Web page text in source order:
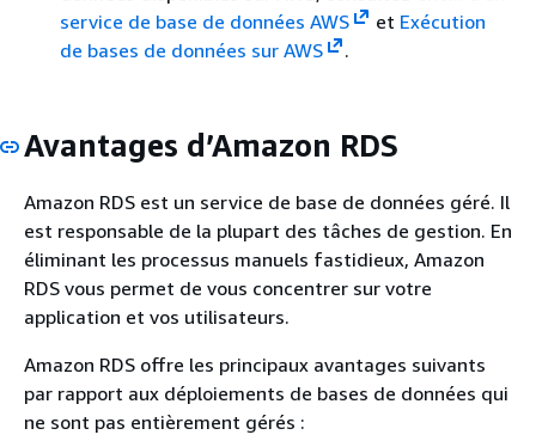
service de base de données AWS
et Exécution
de bases de données sur AWS
.
Avantages d’Amazon RDS
Amazon RDS est un service de base de données géré. Il
est responsable de la plupart des tâches de gestion. En
éliminant les processus manuels fastidieux, Amazon
RDS vous permet de vous concentrer sur votre
application et vos utilisateurs.
Amazon RDS offre les principaux avantages suivants
par rapport aux déploiements de bases de données qui
ne sont pas entièrement gérés :